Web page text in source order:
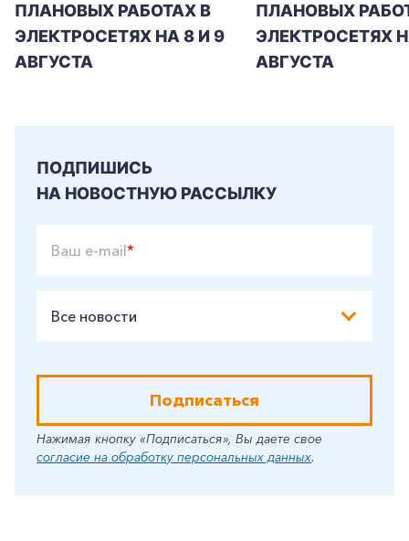
ПЛАНОВЫХ РАБОТАХ В
ЭЛЕКТРОСЕТЯХ НА 8 И 9
АВГУСТА
ПЛАНОВЫХ
ЭЛЕКТРОСЕТЯХ
АВГУСТА
ПОДПИШИСЬ
НА НОВОСТНУЮ РАССЫЛКУ
Ваш e-mail*
Все новости
Подписаться
Нажимая кнопку «Подписаться», Вы даете свое
согласие на обработку персональных данных.